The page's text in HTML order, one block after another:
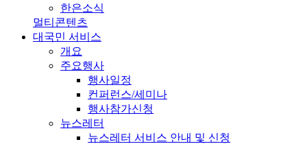
한은소식
멀티콘텐츠
대국민 서비스
개요
주요행사
행사일정
컨퍼런스/세미나
행사참가신청
뉴스레터
뉴스레터 서비스 안내 및 신청